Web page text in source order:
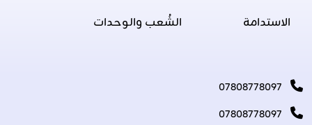
الاستدامة
الشُعب والوحدات
07808778097
07808778097